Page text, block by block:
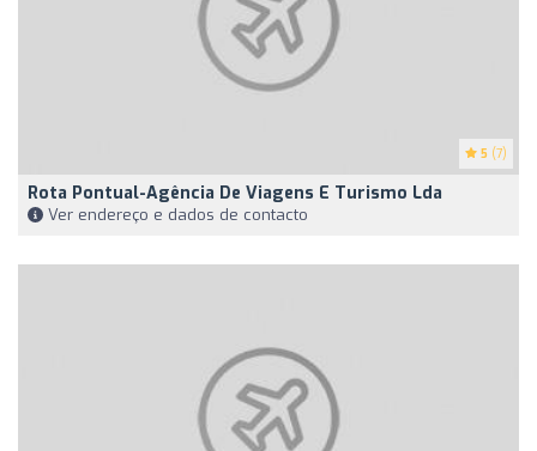
5 (7)
Rota Pontual-Agência De Viagens E Turismo Lda
Ver endereço e dados de contacto